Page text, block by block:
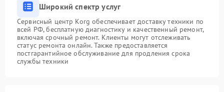
Широкий спектр услуг
Сервисный центр Korg обеспечивает доставку техники по
всей РФ, бесплатную диагностику и качественный ремонт,
включая срочный ремонт. Клиенты могут отслеживать
статус ремонта онлайн. Также предоставляется
постгарантийное обслуживание для продления срока
службы техники